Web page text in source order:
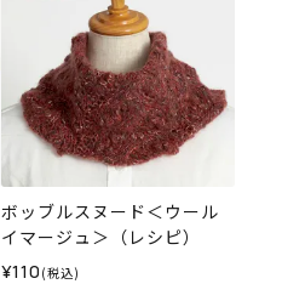
ボッブルスヌード＜ウール
イマージュ＞（レシピ）
¥110 (税込)